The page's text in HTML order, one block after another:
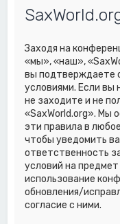
Заходя на
«мы», «наш»,
вы подтверждаете
условиями. Если вы
не заходите и не
«SaxWorld.org». Мы
эти правила в
чтобы уведомить
ответственность
условий на
использование
обновления/
согласие с ними.